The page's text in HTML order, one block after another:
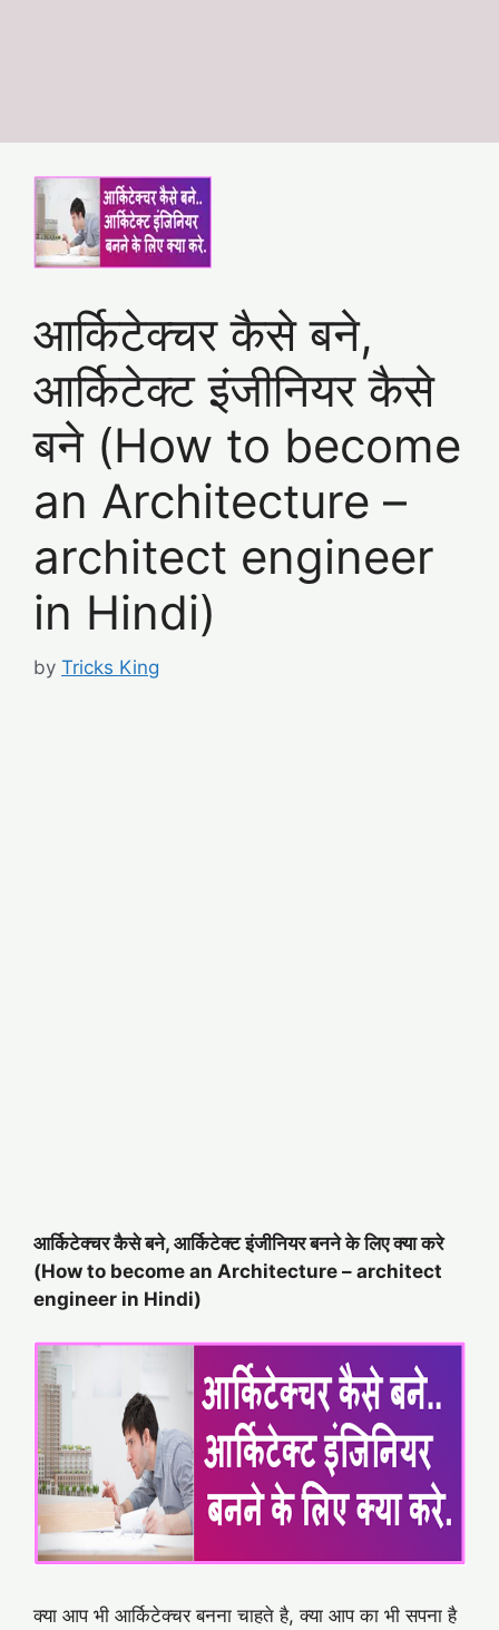
आर्किटेक्चर कैसे बने,
आर्किटेक्ट इंजीनियर कैसे
बने (How to become
an Architecture –
architect engineer
in Hindi)
by Tricks King
आर्किटेक्चर कैसे बने, आर्किटेक्ट इंजीनियर बनने के लिए क्या करे
(How to become an Architecture – architect
engineer in Hindi)
क्या आप भी आर्किटेक्चर बनना चाहते है, क्या आप का भी सपना है